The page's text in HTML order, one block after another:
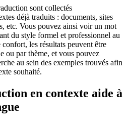
sont collectés
déjà traduits : documents, sites
etc. Vous pouvez ainsi voir un mot
du style formel et professionnel au
les résultats peuvent être
ou par thème, et vous pouvez
au sein des exemples trouvés afin
souhaité.
en contexte aide à